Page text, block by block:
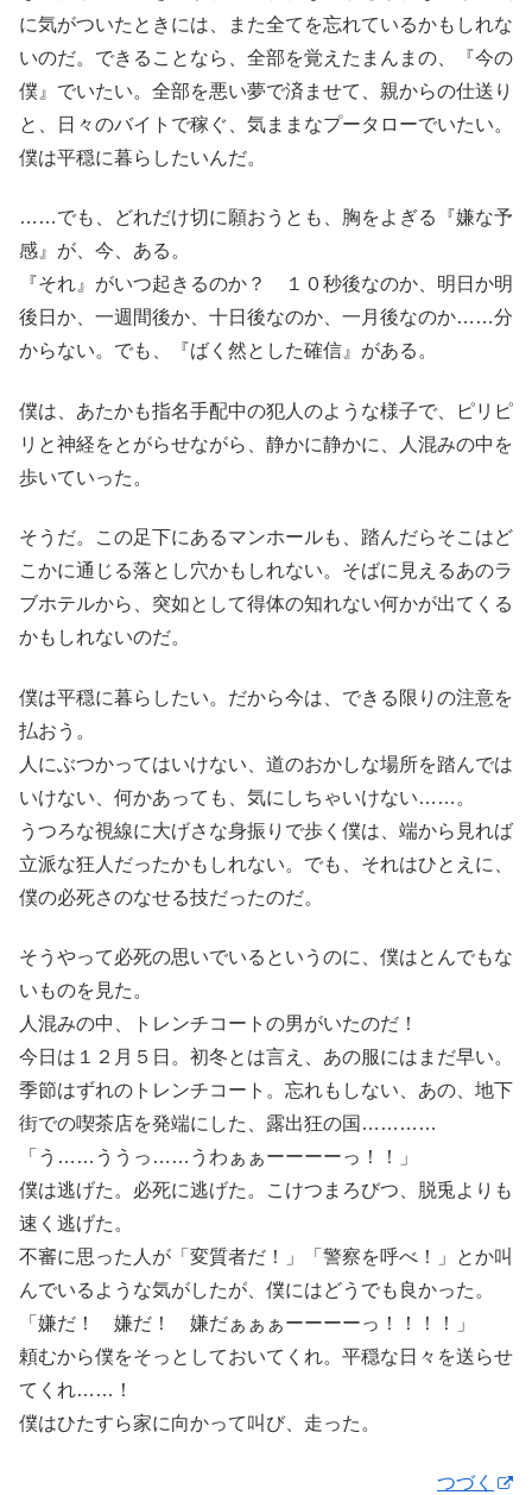
に気がついたときには、また全てを忘れているかもしれな
いのだ。できることなら、全部を覚えたまんまの、『今の
僕』でいたい。全部を悪い夢で済ませて、親からの仕送り
と、日々のバイトで稼ぐ、気ままなプータローでいたい。
僕は平穏に暮らしたいんだ。
……でも、どれだけ切に願おうとも、胸をよぎる『嫌な予
感』が、今、ある。
『それ』がいつ起きるのか？ １０秒後なのか、明日か明
後日か、一週間後か、十日後なのか、一月後なのか……分
からない。でも、『ばく然とした確信』がある。
僕は、あたかも指名手配中の犯人のような様子で、ピリピ
リと神経をとがらせながら、静かに静かに、人混みの中を
歩いていった。
そうだ。この足下にあるマンホールも、踏んだらそこはど
こかに通じる落とし穴かもしれない。そばに見えるあのラ
ブホテルから、突如として得体の知れない何かが出てくる
かもしれないのだ。
僕は平穏に暮らしたい。だから今は、できる限りの注意を
払おう。
人にぶつかってはいけない、道のおかしな場所を踏んでは
いけない、何かあっても、気にしちゃいけない……。
うつろな視線に大げさな身振りで歩く僕は、端から見れば
立派な狂人だったかもしれない。でも、それはひとえに、
僕の必死さのなせる技だったのだ。
そうやって必死の思いでいるというのに、僕はとんでもな
いものを見た。
人混みの中、トレンチコートの男がいたのだ！
今日は１２月５日。初冬とは言え、あの服にはまだ早い。
季節はずれのトレンチコート。忘れもしない、あの、地下
街での喫茶店を発端にした、露出狂の国…………
「う……ううっ……うわぁぁーーーーっ！！」
僕は逃げた。必死に逃げた。こけつまろびつ、脱兎よりも
速く逃げた。
不審に思った人が「変質者だ！」「警察を呼べ！」とか叫
んでいるような気がしたが、僕にはどうでも良かった。
「嫌だ！ 嫌だ！ 嫌だぁぁぁーーーーっ！！！！」
頼むから僕をそっとしておいてくれ。平穏な日々を送らせ
てくれ……！
僕はひたすら家に向かって叫び、走った。
つづく